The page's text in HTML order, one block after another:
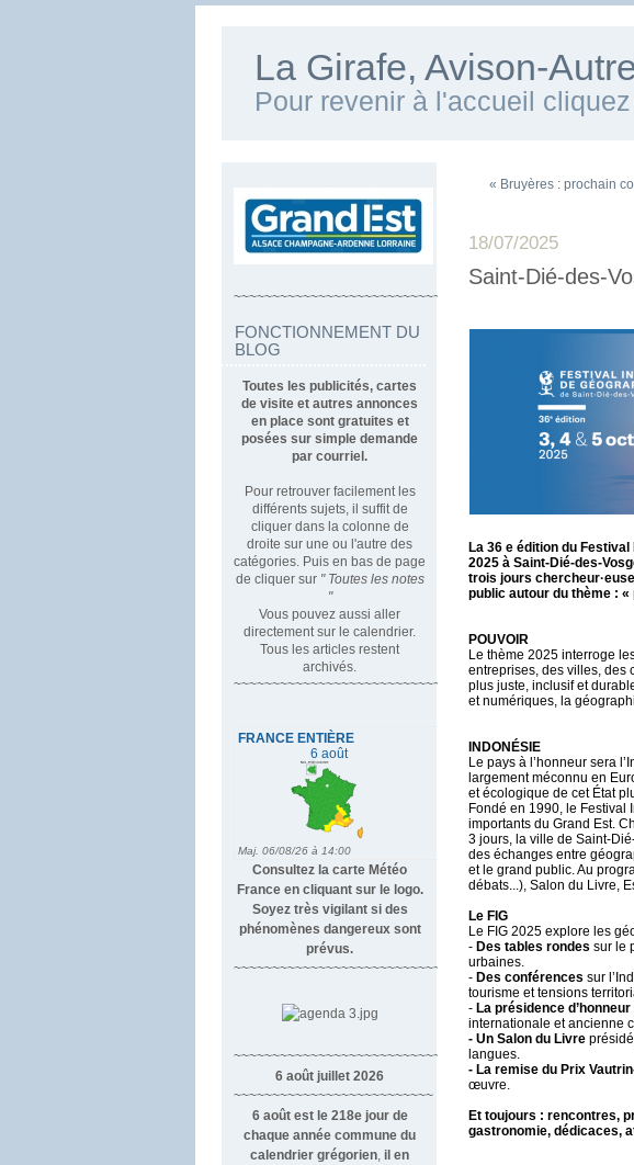
La Girafe, Avison-
Pour revenir à l'accueil
~~~~~~~~~~~~~~~~~~~~~~~~~~~~~~~~~~
FONCTIONNEMENT DU
BLOG
Toutes les publicités, cartes
de visite et autres annonces
en place sont gratuites et
posées sur simple demande
par courriel.
Pour retrouver facilement les
différents sujets, il suffit de
cliquer dans la colonne de
droite sur une ou l'autre des
catégories. Puis en bas de page
de cliquer sur " Toutes les notes
"
Vous pouvez aussi aller
directement sur le calendrier.
Tous les articles restent
archivés.
~~~~~~~~~~~~~~~~~~~~~~~~~~~~~~~~~
Consultez la carte Météo
France en cliquant sur le logo.
Soyez très vigilant si des
phénomènes dangereux sont
prévus.
~~~~~~~~~~~~~~~~~~~~~~~~~~~~
~~~~~~~~~~~~~~~~~~~~~~~~~~~~~~
6 août juillet 2026
~~~~~~~~~~~~~~~~~~~~~~~~~~
6 août est le 218e jour de
chaque année commune du
calendrier grégorien il en
« Bruyères : prochain
18/07/2025
Saint-Dié-des-
La 36 e édition du
2025 à Saint-Dié-des-
trois jours
public autour du thème : «
POUVOIR
Le thème 2025 interroge
entreprises, des villes, des
plus juste, inclusif et
et numériques, la
INDONÉSIE
Le pays à l’honneur sera
largement méconnu en
et écologique de cet État
Fondé en 1990, le Festival
importants du Grand Est.
3 jours, la ville de Saint-
des échanges entre
et le grand public. Au
débats...), Salon du Livre,
Le FIG
Le FIG 2025 explore les
- Des tables rondes sur le
urbaines.
- Des conférences sur
tourisme et tensions
- La présidence
internationale et ancienne
- Un Salon du Livre
langues.
- La remise du Prix
œuvre.
Et toujours : rencontres,
gastronomie, dédicaces,